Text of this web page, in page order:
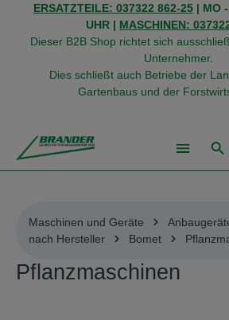
springen
ERSATZTEILE: 037322 862-25 | MO
UHR | MASCHINEN:
Dieser B2B Shop richtet sich
Unternehmer.
Dies schließt auch Betriebe der
Gartenbaus und der
Maschinen und Geräte
nach Hersteller
Bomet
Pflanzmaschinen